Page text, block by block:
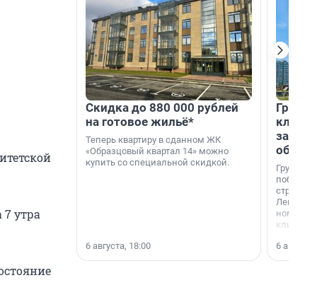
утра
Скидка до 880 000 рублей
на готовое жильё*
Теперь квартиру в сданном ЖК
«Образцовый квартал 14» можно
купить со специальной скидкой.
6 августа, 18:00
Группа
области».
6